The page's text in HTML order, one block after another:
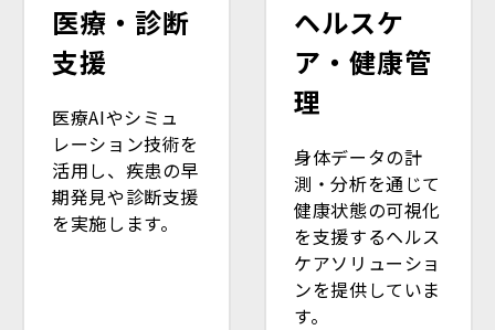
医療・診断
支援
医療AIやシミュ
レーション技術を
活用し、疾患の早
期発見や診断支援
を実施します。
ヘルスケ
ア・健康管
理
身体データの計
測・分析を通じて
健康状態の可視化
を支援するヘルス
ケアソリューショ
ンを提供していま
す。